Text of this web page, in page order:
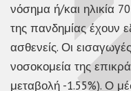
νόσημα ή/και ηλικία
της πανδημίας έχουν
ασθενείς. Οι
νοσοκομεία της
μεταβολή -1.55%). Ο